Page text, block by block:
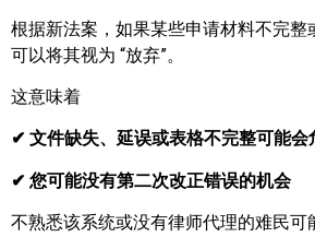
根据新法案，如果某些申请材料不完整
可以将其视为 “放弃”。
这意味着
✔ 文件缺失、延误或表格不完整可能会
✔ 您可能没有第二次改正错误的机会
不熟悉该系统或没有律师代理的难民可